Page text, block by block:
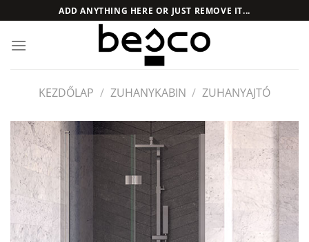
to
content
ADD ANYTHING HERE OR JUST REMOVE IT...
KEZDŐLAP / ZUHANYKABIN / ZUHANYAJTÓ